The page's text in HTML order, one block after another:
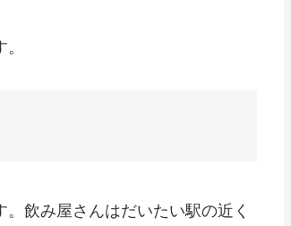
飲み屋さんはだいたい駅の近く